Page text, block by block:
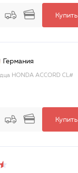
Купить
Германия
HONDA ACCORD CL#
Купить